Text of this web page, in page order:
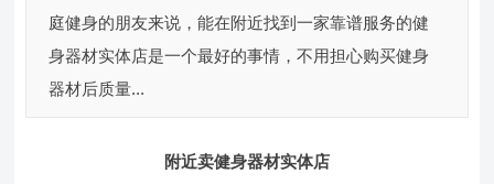
庭健身的朋友来说，能在附近找到一家靠谱服务的健
身器材实体店是一个最好的事情，不用担心购买健身
器材后质量...
附近卖健身器材实体店